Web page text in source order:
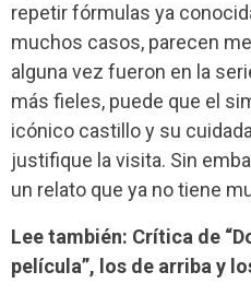
repetir fórmulas ya
muchos casos, parecen
alguna vez fueron en la
más fieles, puede que el
icónico castillo y su
justifique la visita. Sin
un relato que ya no tiene
Lee también: Crítica de
película”, los de arriba y